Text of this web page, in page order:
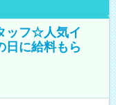
ッフ☆人気イ
日に給料もら